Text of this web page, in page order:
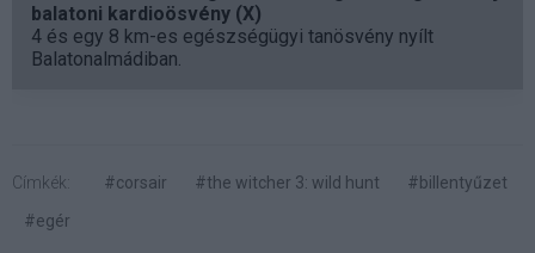
balatoni kardioösvény (X)
4 és egy 8 km-es egészségügyi tanösvény nyílt
Balatonalmádiban.
Címkék: #corsair #the witcher 3: wild hunt
#billentyűzet
#egér